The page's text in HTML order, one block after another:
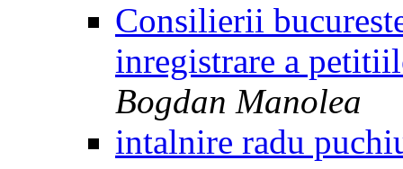
Consilierii
inregistrare a
Bogdan Manolea
intalnire radu